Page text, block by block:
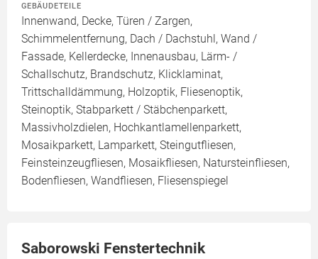
GEBÄUDETEILE
Innenwand, Decke, Türen / Zargen,
Schimmelentfernung, Dach / Dachstuhl, Wand /
Fassade, Kellerdecke, Innenausbau, Lärm- /
Schallschutz, Brandschutz, Klicklaminat,
Trittschalldämmung, Holzoptik, Fliesenoptik,
Steinoptik, Stabparkett / Stäbchenparkett,
Massivholzdielen, Hochkantlamellenparkett,
Mosaikparkett, Lamparkett, Steingutfliesen,
Feinsteinzeugfliesen, Mosaikfliesen, Natursteinfliesen,
Bodenfliesen, Wandfliesen, Fliesenspiegel
Saborowski Fenstertechnik